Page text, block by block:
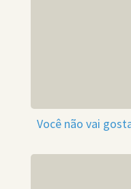
Você não vai